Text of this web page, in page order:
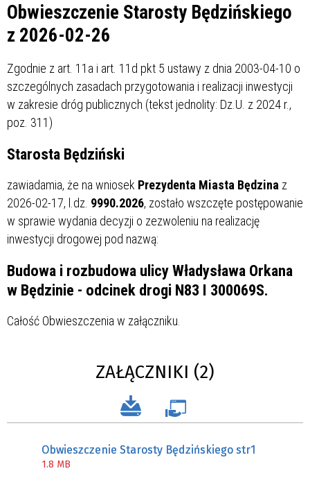
Obwieszczenie Starosty Będzińskiego
z 2026-02-26
Zgodnie z art. 11a i art. 11d pkt 5 ustawy z dnia 2003-04-10 o
szczególnych zasadach przygotowania i realizacji inwestycji
w zakresie dróg publicznych (tekst jednolity: Dz.U. z 2024 r.,
poz. 311)
Starosta Będziński
zawiadamia, że na wniosek Prezydenta Miasta Będzina z
2026-02-17, l.dz. 9990.2026, zostało wszczęte postępowanie
w sprawie wydania decyzji o zezwoleniu na realizację
inwestycji drogowej pod nazwą:
Budowa i rozbudowa ulicy Władysława Orkana
w Będzinie - odcinek drogi N83 I 300069S.
Całość Obwieszczenia w załączniku.
ZAŁĄCZNIKI (2)
Obwieszczenie Starosty Będzińskiego str1
1.8 MB